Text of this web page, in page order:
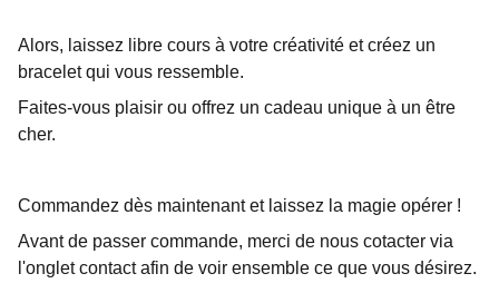
Alors, laissez libre cours à votre créativité et créez un
bracelet qui vous ressemble.
Faites-vous plaisir ou offrez un cadeau unique à un être
cher.
Commandez dès maintenant et laissez la magie opérer !
Avant de passer commande, merci de nous cotacter via
l'onglet contact afin de voir ensemble ce que vous désirez.